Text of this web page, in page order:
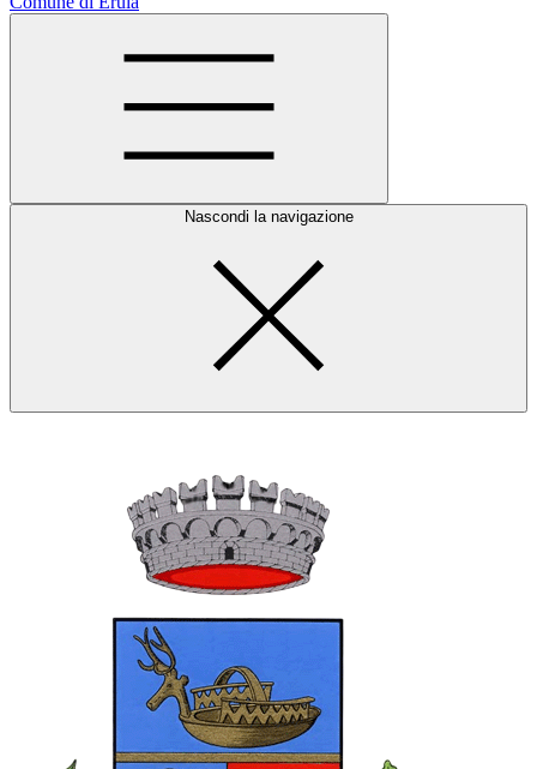
Nascondi la navigazione